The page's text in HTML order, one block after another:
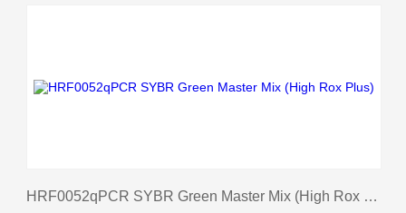
HRF0052qPCR SYBR Green Master Mix (High Rox Plus)